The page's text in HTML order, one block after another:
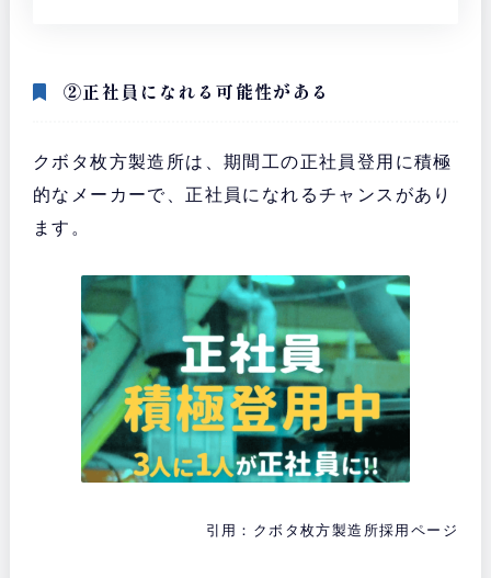
②正社員になれる可能性がある
クボタ枚方製造所は、期間工の正社員登用に積極
的なメーカーで、正社員になれるチャンスがあり
ます。
引用：クボタ枚方製造所採用ページ